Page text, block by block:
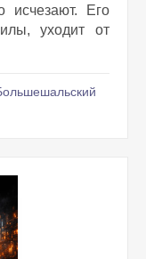
исчезают. Его
уходит от